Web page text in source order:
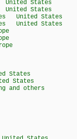
States
States
United States
United States
States
States
and others